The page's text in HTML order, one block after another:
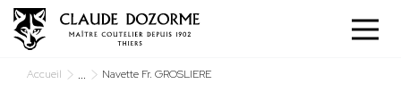
Accueil ... Navette Fr. GROSLIERE
Panneau de gestion des cookies